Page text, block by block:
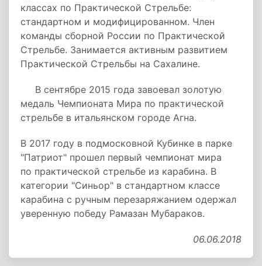
классах по Практической Стрельбе:
стандартном и модифицированном. Член
команды сборной России по Практической
Стрельбе. Занимается активным развитием
Практической Стрельбы на Сахалине.
В сентябре 2015 года завоевал золотую
медаль Чемпионата Мира по практической
стрельбе в итальянском городе Агна.
В 2017 году в подмосковной Кубинке в парке
"Патриот" прошел первый чемпионат мира
по практической стрельбе из карабина. В
категории "Синьор" в стандартном классе
карабина с ручным перезаряжанием одержал
уверенную победу Рамазан Мубараков.
06.06.2018